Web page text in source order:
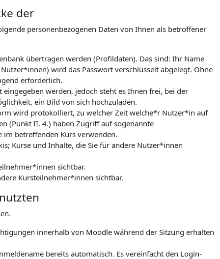
der
personenbezogenen Daten von Ihnen als betroffener
übertragen werden (Profildaten). Das sind: Ihr Name
wird das Passwort verschlüsselt abgelegt. Ohne
erforderlich.
werden, jedoch steht es Ihnen frei, bei der
ein Bild von sich hochzuladen.
wird protokolliert, zu welcher Zeit welche*r Nutzer*in auf
(Punkt II. 4.) haben Zugriff auf sogenannte
betreffenden Kurs verwenden.
Kurse und Inhalte, die Sie für andere Nutzer*innen
sichtbar.
Kursteilnehmer*innen sichtbar.
innerhalb von Moodle während der Sitzung erhalten
bereits automatisch. Es vereinfacht den Login-